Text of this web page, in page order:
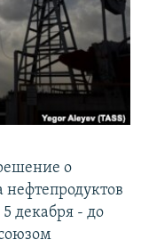
о
5 декабря - до